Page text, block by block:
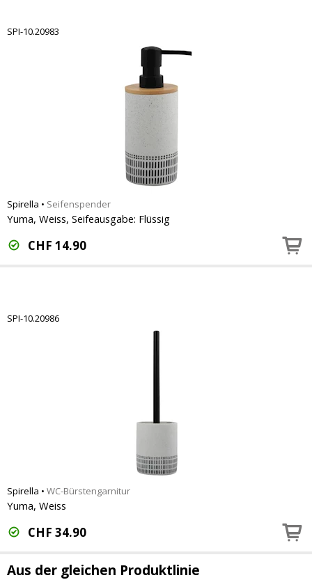
SPI-10.20983
Spirella • Seifenspender
Yuma, Weiss, Seifeausgabe: Flüssig
CHF 14.90
SPI-10.20986
Spirella • WC-Bürstengarnitur
Yuma, Weiss
CHF 34.90
Aus der gleichen Produktlinie